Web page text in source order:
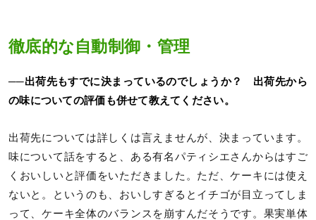
徹底的な自動制御・管理
──出荷先もすでに決まっているのでしょうか？ 出荷先から
の味についての評価も併せて教えてください。
出荷先については詳しくは言えませんが、決まっています。
味について話をすると、ある有名パティシエさんからはすご
くおいしいと評価をいただきました。ただ、ケーキには使え
ないと。というのも、おいしすぎるとイチゴが目立ってしま
って、ケーキ全体のバランスを崩すんだそうです。果実単体